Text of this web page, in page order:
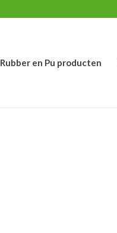
Rubber en Pu producten